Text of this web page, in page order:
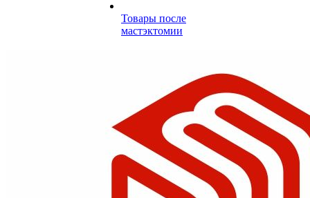
Товары после
мастэктомии